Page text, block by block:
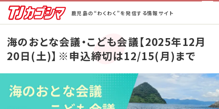
鹿児島の“わくわく”を発信する情報サイト
ホーム
街ネタ！
ピックアップ
海のおとな会議・こども会議【2025年12月
20日(土)】※申込締切は12/15(月)まで